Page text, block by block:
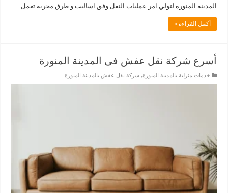
المدينة المنورة لتولي امر عمليات النقل وفق اساليب و طرق مجربة تعمل …
أكمل القراءة »
أسرع شركة نقل عفش فى المدينة المنورة
خدمات منزلية بالمدينة المنورة,شركة نقل عفش بالمدينة المنورة